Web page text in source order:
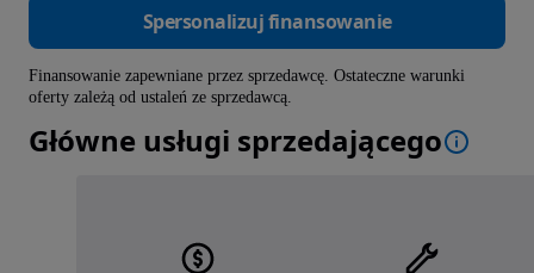
Spersonalizuj finansowanie
Finansowanie zapewniane przez sprzedawcę. Ostateczne warunki
oferty zależą od ustaleń ze sprzedawcą.
Główne usługi sprzedającego